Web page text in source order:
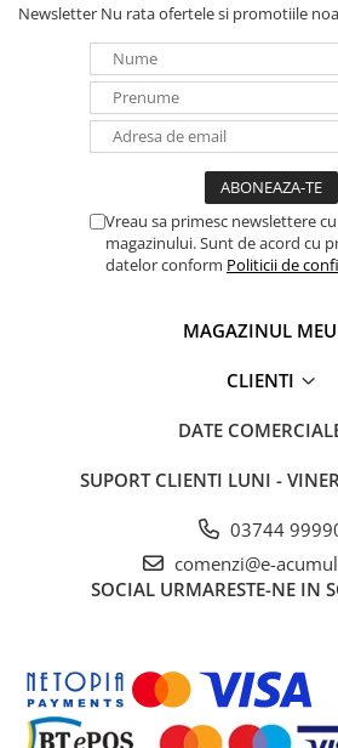
Newsletter Nu rata ofertele si promotiile
Vreau sa primesc newslettere
magazinului. Sunt de acord cu
datelor conform Politicii de
MAGAZINUL MEU
CLIENTI
DATE
SUPORT CLIENTI LUNI -
03744
comenzi@e-
SOCIAL URMARESTE-NE IN